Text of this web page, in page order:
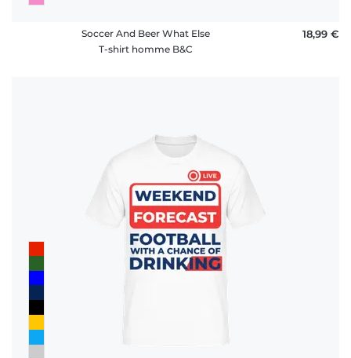
Soccer And Beer What Else
T-shirt homme B&C
18,99 €